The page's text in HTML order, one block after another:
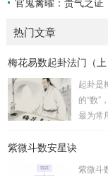
热门文章
梅花易数起卦法门（
起卦是
的“数”
最为常
紫微斗数安星诀
紫微斗